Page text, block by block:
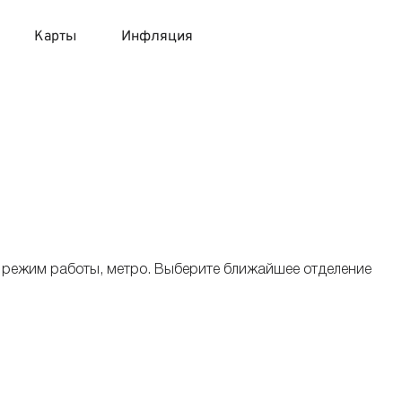
Карты
с моментальным решением
Инфляция
работы, метро. Выберите ближайшее отделение